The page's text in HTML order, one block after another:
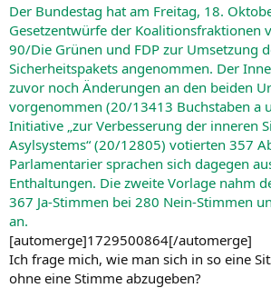
Der Bundestag hat am Freitag, 18.
Gesetzentwürfe der Koalitionsfraktionen
90/Die Grünen und FDP zur Umsetzung
Sicherheitspakets angenommen. Der
zuvor noch Änderungen an den beiden
vorgenommen (20/13413 Buchstaben a
Initiative „zur Verbesserung der inneren
Asylsystems“ (20/12805) votierten 357
Parlamentarier sprachen sich dagegen
Enthaltungen. Die zweite Vorlage nahm
367 Ja-Stimmen bei 280 Nein-Stimmen
an.
[automerge]1729500864[/automerge]
Ich frage mich, wie man sich in so eine
ohne eine Stimme abzugeben?